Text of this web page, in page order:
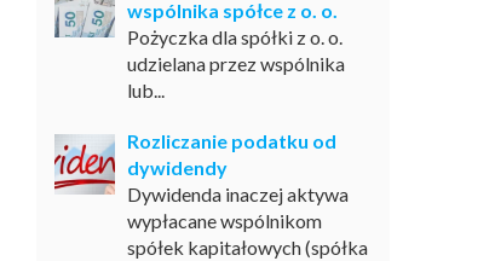
wspólnika spółce z o. o.
Pożyczka dla spółki z o. o.
udzielana przez wspólnika
lub...
Rozliczanie podatku od
dywidendy
Dywidenda inaczej aktywa
wypłacane wspólnikom
spółek kapitałowych (spółka